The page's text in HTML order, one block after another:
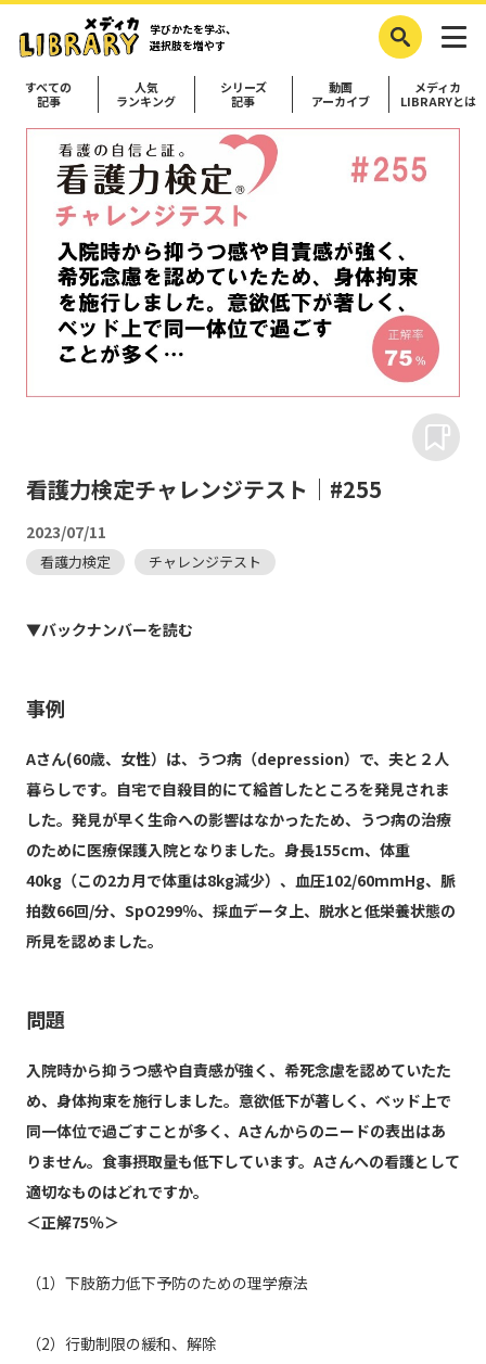
学びかたを学ぶ、
選択肢を増やす
すべての
記事
人気
ランキング
シリーズ
記事
動画
アーカイブ
メディカ
LIBRARYとは
看護力検定チャレンジテスト｜#255
2023/07/11
看護力検定 チャレンジテスト
▼バックナンバーを読む
事例
Aさん(60歳、女性）は、うつ病（depression）で、夫と２人
暮らしです。自宅で自殺目的にて縊首したところを発見されま
した。発見が早く生命への影響はなかったため、うつ病の治療
のために医療保護入院となりました。身長155cm、体重
40kg（この2カ月で体重は8kg減少）、血圧102/60mmHg、脈
拍数66回/分、SpO299％、採血データ上、脱水と低栄養状態の
所見を認めました。
問題
入院時から抑うつ感や自責感が強く、希死念慮を認めていたた
め、身体拘束を施行しました。意欲低下が著しく、ベッド上で
同一体位で過ごすことが多く、Aさんからのニードの表出はあ
りません。食事摂取量も低下しています。Aさんへの看護として
適切なものはどれですか。
＜正解75％＞
（1）下肢筋力低下予防のための理学療法
（2）行動制限の緩和、解除